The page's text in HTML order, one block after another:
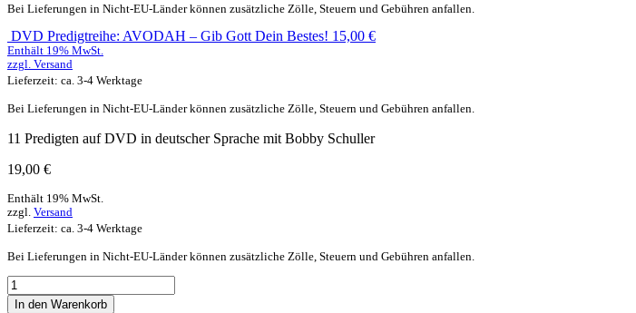
Bei Lieferungen in Nicht-EU-Länder können zusätzliche Zölle, Steuern und Gebühren anfallen.
DVD Predigtreihe: AVODAH – Gib Gott Dein Bestes! 15,00 €
Enthält 19% MwSt.
zzgl. Versand
Lieferzeit: ca. 3-4 Werktage
Bei Lieferungen in Nicht-EU-Länder können zusätzliche Zölle, Steuern und Gebühren anfallen.
11 Predigten auf DVD in deutscher Sprache mit Bobby Schuller
19,00 €
Enthält 19% MwSt.
zzgl. Versand
Lieferzeit: ca. 3-4 Werktage
Bei Lieferungen in Nicht-EU-Länder können zusätzliche Zölle, Steuern und Gebühren anfallen.
In den Warenkorb